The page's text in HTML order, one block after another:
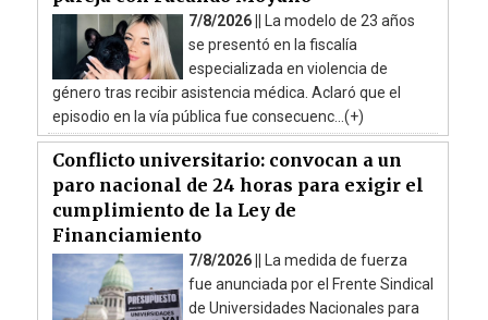
7/8/2026 || La modelo de 23 años
se presentó en la fiscalía
especializada en violencia de
género tras recibir asistencia médica. Aclaró que el
episodio en la vía pública fue consecuenc...(+)
Conflicto universitario: convocan a un
paro nacional de 24 horas para exigir el
cumplimiento de la Ley de
Financiamiento
7/8/2026 || La medida de fuerza
fue anunciada por el Frente Sindical
de Universidades Nacionales para